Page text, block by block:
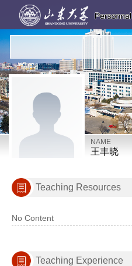
NAME
王丰晓
Teaching Resources
No Content
Teaching Experience